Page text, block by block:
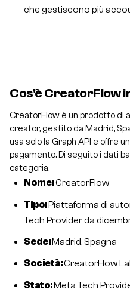
che gestiscono più
Cos'è CreatorFlow
CreatorFlow è un prodotto di
creator, gestito da Madrid,
usa solo la Graph API e offre
pagamento. Di seguito i dati
categoria.
Nome:CreatorFlow
Tipo:Piattaforma di
Tech Provider da
Sede:Madrid, Spagna
Società:CreatorFlow
Stato:Meta Tech